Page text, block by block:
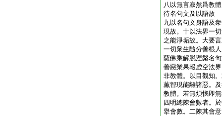
八以無言寂然爲教
待名句文及以語故
九以名句文身語及
現故。十以法界一
之能淨垢故。大要
一切衆生隨分善根
薩佛乘解脱涅槃名
善惡業果報虚空法
非教體。以目觀知
薫智現能離諸惡。
教體。若無煩惱即
四明總陳會數者。
擧會數。二陳其會